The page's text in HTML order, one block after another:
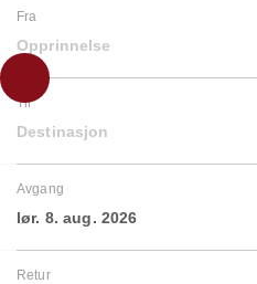
Fra
Opprinnelse
Til
Destinasjon
Avgang
lør. 8. aug. 2026
Retur